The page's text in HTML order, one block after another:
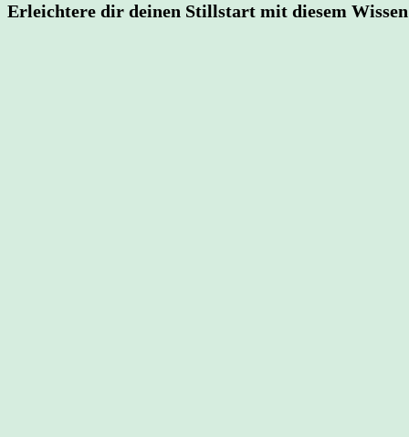
Erleichtere dir deinen Stillstart mit diesem